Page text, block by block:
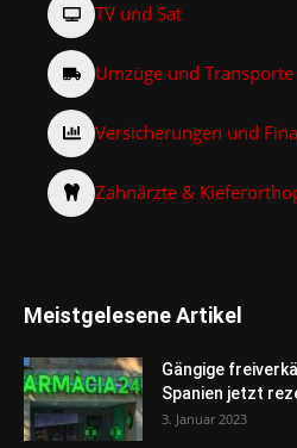
TV und Sat
Umzüge und Transporte
Versicherungen und
Zahnärzte &
Meistgelesene Artikel
Gängige
Spanien jetzt
3. Januar 2023